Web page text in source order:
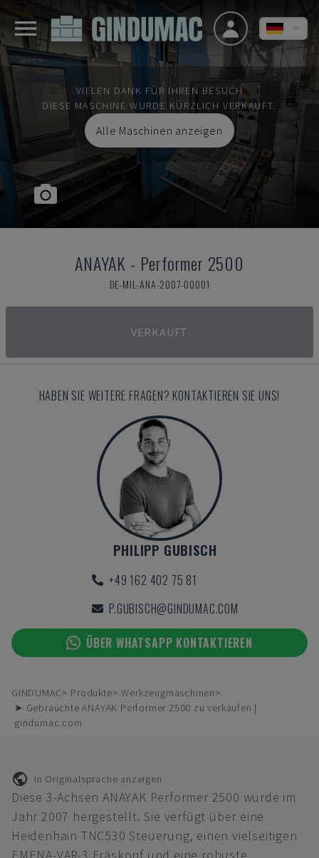
VIELEN DANK FÜR IHREN BESUCH
DIESE MASCHINE WURDE KÜRZLICH VERKAUFT.
Alle Maschinen anzeigen
ANAYAK - Performer 2500
DE-MIL-ANA-2007-00001
VERKAUFT
HABEN SIE WEITERE FRAGEN? KONTAKTIEREN SIE UNS!
PHILIPP GUBISCH
+49 162 402 75 81
P.GUBISCH@GINDUMAC.COM
ÜBER WHATSAPP KONTAKTIEREN
GINDUMAC Produkte
Werkzeugmaschinen
➤ Gebrauchte ANAYAK Performer 2500 zu verkaufen |
gindumac.com
In Originalsprache anzeigen
Diese 3-Achsen ANAYAK Performer 2500 wurde im
Jahr 2007 hergestellt. Sie verfügt über eine
Heidenhain TNC530 Steuerung, einen vielseitigen